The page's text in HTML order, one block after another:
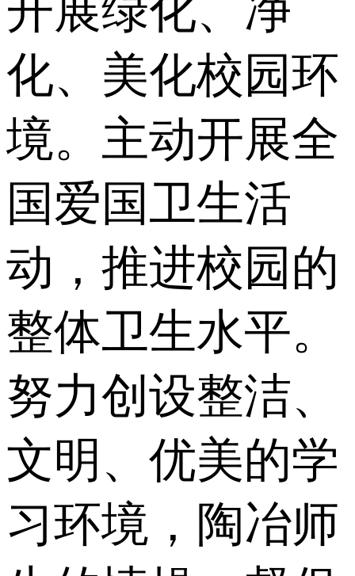
开展绿化、净
化、美化校园环
境。主动开展全
国爱国卫生活
动，推进校园的
整体卫生水平。
努力创设整洁、
文明、优美的学
习环境，陶冶师